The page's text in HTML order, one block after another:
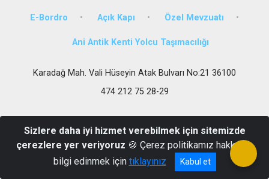
E-Bordro Açık Kapı Özel Mevzuatı
Ani Antik Kenti Yolcu Taşımacılığı
Karadağ Mah. Vali Hüseyin Atak Bulvarı No:21 36100
474 212 75 28-29
Sizlere daha iyi hizmet verebilmek için sitemizde
çerezlere yer veriyoruz 🍪 Çerez politikamız hakkında
bilgi edinmek için tıklayınız Kabul et